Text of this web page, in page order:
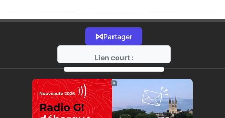
⋈Partager
Lien court :
https://radio-g.fr?16108
⧉